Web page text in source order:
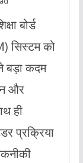
बोर्ड
सिस्टम को
बड़ा कदम
और
ही
प्रक्रिया